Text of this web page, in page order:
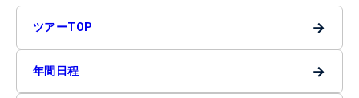
ツアーTOP →
年間日程 →